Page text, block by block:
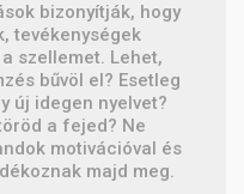
bizonyítják, hogy
tevékenységek
szellemet. Lehet,
bűvöl el? Esetleg
új idegen nyelvet?
a fejed? Ne
motivációval és
majd meg.